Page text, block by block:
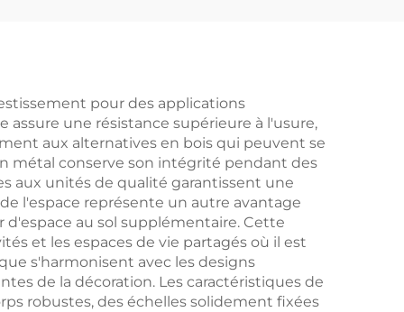
pour des applications
une résistance supérieure à l'usure,
aux alternatives en bois qui peuvent se
métal conserve son intégrité pendant des
aux unités de qualité garantissent une
l'espace représente un autre avantage
au sol supplémentaire. Cette
et les espaces de vie partagés où il est
s'harmonisent avec les designs
de la décoration. Les caractéristiques de
robustes, des échelles solidement fixées